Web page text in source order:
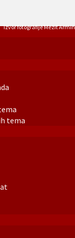
tema
Izvor fotografije Mezit Armin